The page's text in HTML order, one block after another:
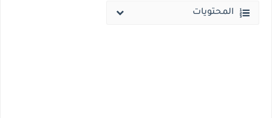
المحتويات